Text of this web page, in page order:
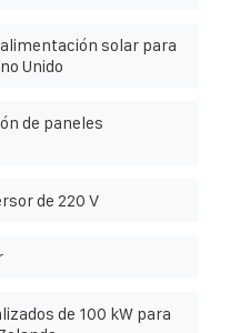
solar para
Unido
de paneles
de 220 V
de 100 kW para